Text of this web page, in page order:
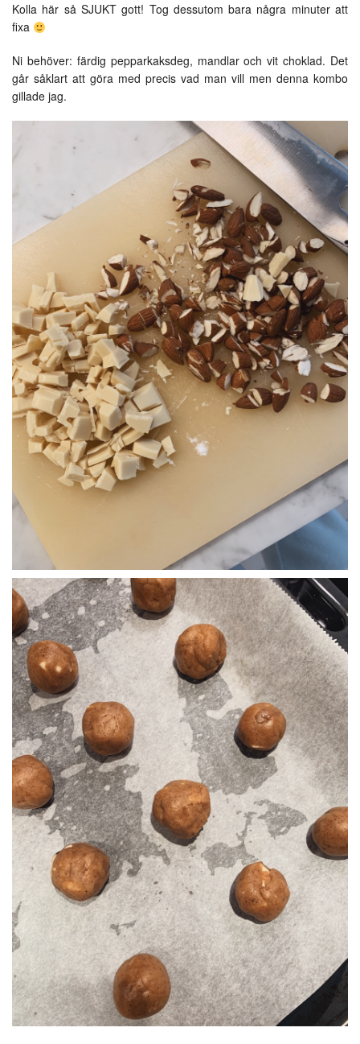
Kolla här så SJUKT gott! Tog dessutom bara några minuter att
fixa
Ni behöver: färdig pepparkaksdeg, mandlar och vit choklad. Det
går såklart att göra med precis vad man vill men denna kombo
gillade jag.